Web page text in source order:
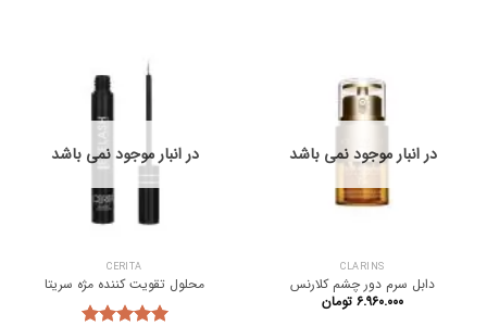
در انبار موجود نمی باشد
CLARINS
دابل سرم دور چشم کلارنس
۶.۹۶۰.۰۰۰ تومان
در انبار موجود نمی باشد
CERITA
محلول تقویت کننده مژه سریتا